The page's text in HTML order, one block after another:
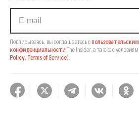
Подписываясь, вы соглашаетесь с
конфиденциальности The Insider, а также с
Policy Terms of Service).